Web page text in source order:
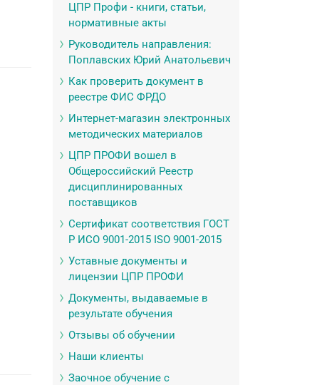
ЦПР Профи - книги, статьи,
нормативные акты
Руководитель направления:
Поплавских Юрий Анатольевич
Как проверить документ в
реестре ФИС ФРДО
Интернет-магазин электронных
методических материалов
ЦПР ПРОФИ вошел в
Общероссийский Реестр
дисциплинированных
поставщиков
Сертификат соответствия ГОСТ
Р ИСО 9001-2015 ISO 9001-2015
Уставные документы и
лицензии ЦПР ПРОФИ
Документы, выдаваемые в
результате обучения
Отзывы об обучении
Наши клиенты
Заочное обучение с